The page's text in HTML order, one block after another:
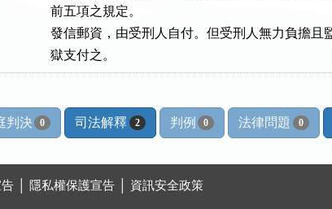
前五項之規定。
發信郵資，由受刑人自付。但受刑人無力負擔且
獄支付之。
判決 0 司法解釋 2 判例 0 法律問題 0
隱私權保護宣告 資訊安全政策